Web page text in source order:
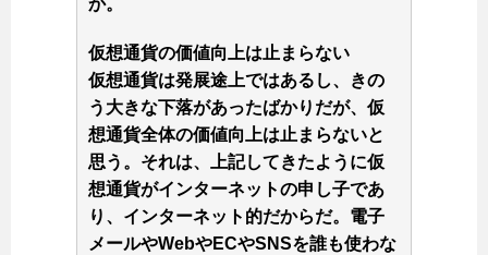
か。
仮想通貨の価値向上は止まらない
仮想通貨は発展途上ではあるし、きの
う大きな下落があったばかりだが、仮
想通貨全体の価値向上は止まらないと
思う。それは、上記してきたように仮
想通貨がインターネットの申し子であ
り、インターネット的だからだ。電子
メールやWebやECやSNSを誰も使わな